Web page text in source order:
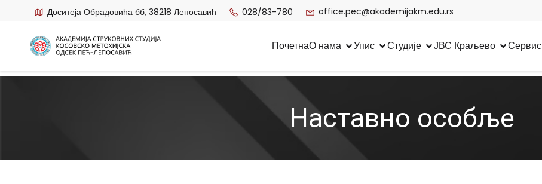
Доситеја Обрадовића бб, 38218 Лепосавић 028/83-780 office.pec@akademijakm.edu.rs
ПочетнаО нама Упис Студије ЈВС Краљево Сервис
Наставно особље